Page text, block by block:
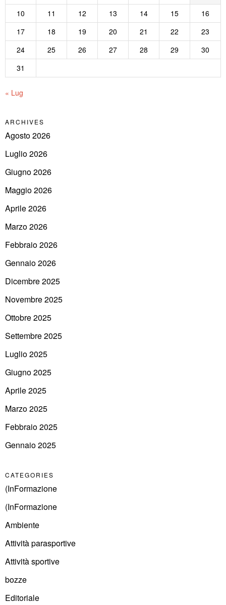
10 11 12 13 14 15
16
17
18 19 20 21 22
23
24
25 26 27 28 29
30
31
« Lug
ARCHIVES
Agosto 2026
Luglio 2026
Giugno 2026
Maggio 2026
Aprile 2026
Marzo 2026
Febbraio 2026
Gennaio 2026
Dicembre 2025
Novembre 2025
Ottobre 2025
Settembre 2025
Luglio 2025
Giugno 2025
Aprile 2025
Marzo 2025
Febbraio 2025
Gennaio 2025
CATEGORIES
(InFormazione
(InFormazione
Ambiente
Attività parasportive
Attività sportive
bozze
Editoriale